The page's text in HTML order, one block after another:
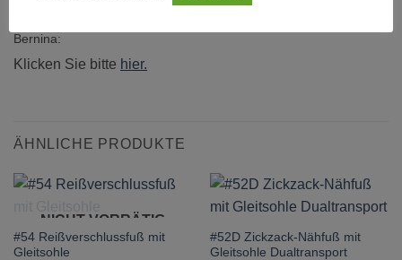
Bernina:
Klicken Sie bitte hier.
ÄHNLICHE PRODUKTE
NICHT VORRÄTIG
#54 Reißverschlussfuß mit
Gleitsohle
#52D Zickzack-Nähfuß mit
Gleitsohle Dualtransport